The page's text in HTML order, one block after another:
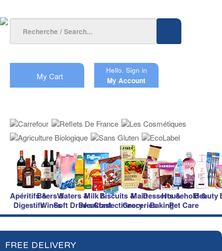
My Cart
Hello. Sign in
My Account
Apéritifs &
Digestifs
Beers &
Wines
Waters &
Soft Drinks
Milk &
Breakfast
Biscuits &
Confectionery
Main
Groceries
Desserts &
Baking
Household &
Pet Care
Beauty
FREE DELIVERY